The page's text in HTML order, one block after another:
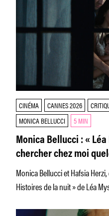
CINÉMA CANNES 2026
MONICA BELLUCCI
5 MIN
Monica Bellucci : «
chercher chez moi
plus austère »
Monica Bellucci et Hafsia
Histoires de la nuit » de Léa